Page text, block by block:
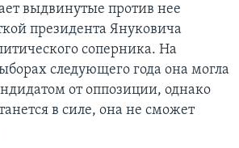
выдвинутые против нее
президента Януковича
соперника. На
следующего года она могла
от оппозиции, однако
в силе, она не сможет